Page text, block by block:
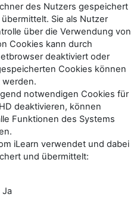
des Nutzers gespeichert
Sie als Nutzer
über die Verwendung von
Cookies kann durch
deaktiviert oder
Cookies können
notwendigen Cookies für
deaktivieren, können
Funktionen des Systems
iLearn verwendet und dabei
und übermittelt:
Ja